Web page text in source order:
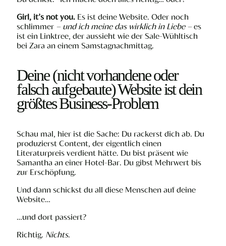
Girl, it’s not you. Es ist deine Website. Oder noch
schlimmer – und ich meine das wirklich in Liebe –es
ist ein Linktree, der aussieht wie der Sale-Wühltisch
bei Zara an einem Samstagnachmittag.
Deine (nicht vorhandene oder
falsch aufgebaute) Website ist dein
größtes Business-Problem
Schau mal, hier ist die Sache: Du rackerst dich ab. Du
produzierst Content, der eigentlich einen
Literaturpreis verdient hätte. Du bist präsent wie
Samantha an einer Hotel-Bar. Du gibst Mehrwert bis
zur Erschöpfung.
Und dann schickst du all diese Menschen auf deine
Website…
…und dort passiert?
Richtig. Nichts.